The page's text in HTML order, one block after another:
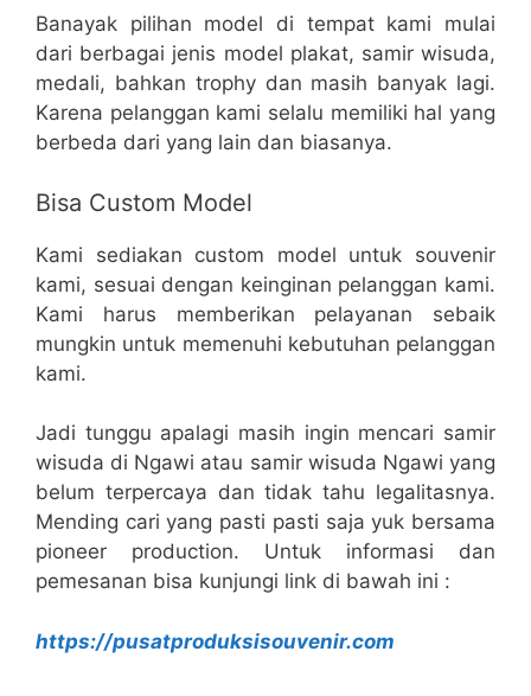
Banayak pilihan model di tempat kami mulai
dari berbagai jenis model plakat, samir wisuda,
medali, bahkan trophy dan masih banyak lagi.
Karena pelanggan kami selalu memiliki hal yang
berbeda dari yang lain dan biasanya.
Bisa Custom Model
Kami sediakan custom model untuk souvenir
kami, sesuai dengan keinginan pelanggan kami.
Kami harus memberikan pelayanan sebaik
mungkin untuk memenuhi kebutuhan pelanggan
kami.
Jadi tunggu apalagi masih ingin mencari samir
wisuda di Ngawi atau samir wisuda Ngawi yang
belum terpercaya dan tidak tahu legalitasnya.
Mending cari yang pasti pasti saja yuk bersama
pioneer production. Untuk informasi dan
pemesanan bisa kunjungi link di bawah ini :
https://pusatproduksisouvenir.com